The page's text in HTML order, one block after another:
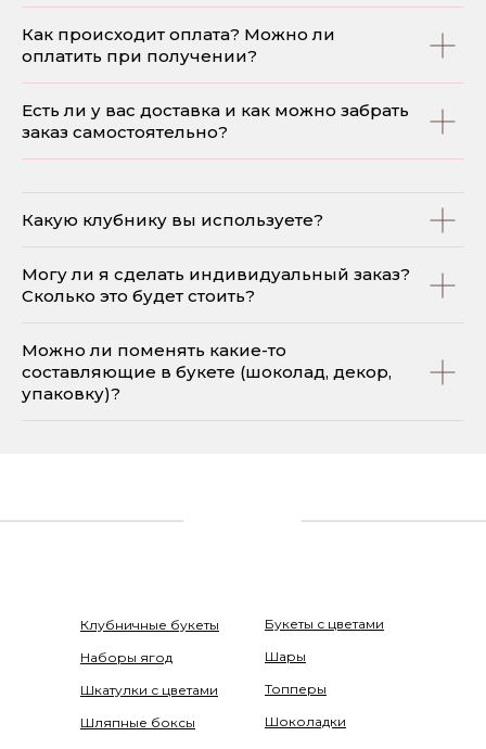
Как происходит оплата? Можно ли
оплатить при получении?
Есть ли у вас доставка и как можно забрать
заказ самостоятельно?
Какую клубнику вы используете?
Могу ли я сделать индивидуальный заказ?
Сколько это будет стоить?
Можно ли поменять какие-то
составляющие в букете (шоколад, декор,
упаковку)?
Букеты с цветами
Шары
Топперы
Шоколадки
Клубничные букеты
Наборы ягод
Шкатулки с цветами
Шляпные боксы